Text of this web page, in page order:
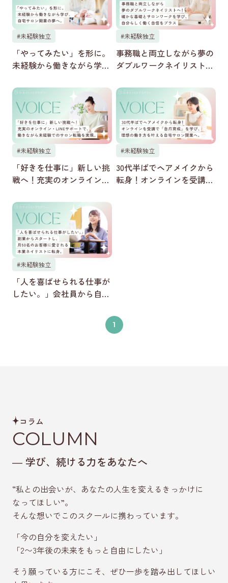
Instagram
（経験者・ネイリスト向け）
公式Youtube
#未経験独立
「やってみたい」を形に。
未経験から働きながら学
へ。
#未経験独立
事務職と両立しながら夢の
ダブルワークネイリスト
ワークを学び、自分らしく
働く自信をプラス。
#未経験独立
「好きを仕事に」新しい挑
戦へ！充実のオンライン・
ら未経験でのサロン転職を
実現。
#未経験独立
30代半ばでヘアメイクから
転身！オンラインを受講で
#未経験独立
「人を喜ばせられる仕事が
したい。」会社員から自宅
らスタートし、月50名のお
客様に愛される本業ネイリ 1
コラム
COLUMN
学び、続ける力をあなたへ
“私との出会いが、あなたの人生を変えるきっかけに
なってほしい”。
そんな想いでこのスクールに携わっています。
「今の自分を変えたい」
「2〜3年後の未来をもっと自由にしたい」
そう願っている方にこそ、ぜひ一歩を踏み出してほしい